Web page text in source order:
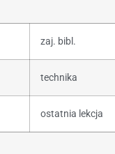
zaj. bibl.
technika
ostatnia lekcja